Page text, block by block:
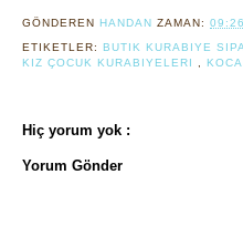
GÖNDEREN HANDAN ZAMAN: 09:26
ETIKETLER: BUTIK KURABIYE
KIZ ÇOCUK KURABIYELERI
Hiç yorum yok :
Yorum Gönder